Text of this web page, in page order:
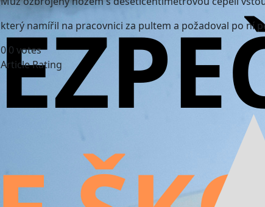
který namířil na pracovnici za pultem a požadoval po ní
0 0 votes
Article Rating